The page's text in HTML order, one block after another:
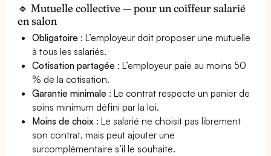
🔹 Mutuelle collective — pour un coiffeur salarié
en salon
Obligatoire : L’employeur doit proposer une mutuelle
à tous les salariés.
Cotisation partagée : L’employeur paie au moins 50
% de la cotisation.
Garantie minimale : Le contrat respecte un panier de
soins minimum défini par la loi.
Moins de choix : Le salarié ne choisit pas librement
son contrat, mais peut ajouter une
surcomplémentaire s’il le souhaite.